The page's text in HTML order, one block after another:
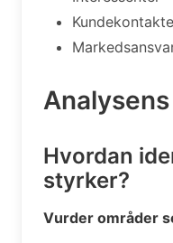
Hvordan
styrker?
Vurder områder